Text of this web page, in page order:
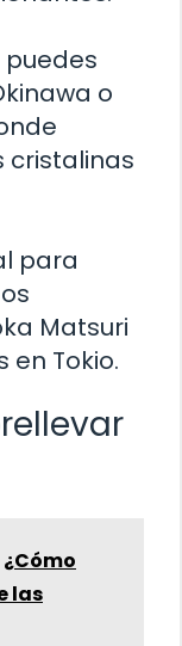
puedes
o
cristalinas
para
Matsuri
en Tokio.
¿Cómo
las